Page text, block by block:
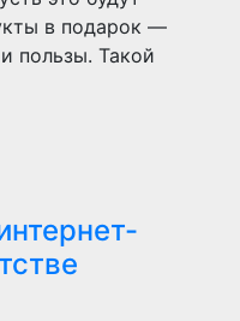
в подарок —
пользы. Такой